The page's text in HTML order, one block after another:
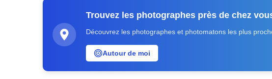
Trouvez les photographes près de chez
Découvrez les photographes et photomatons les plus
Autour de moi